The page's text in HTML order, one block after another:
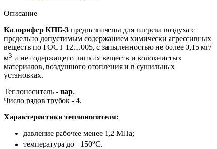
Описание
Калорифер КПБ-3 предназначены для нагрева воздуха с
предельно допустимым содержанием химически агрессивных
веществ по ГОСТ 12.1.005, с запыленностью не более 0,15 мг/
м3 и не содержащего липких веществ и волокнистых
материалов, воздушного отопления и в сушильных
установках.
Теплоноситель - пар.
Число рядов трубок - 4.
Характеристики теплоносителя:
давление рабочее менее 1,2 МПа;
температура до +150оС.